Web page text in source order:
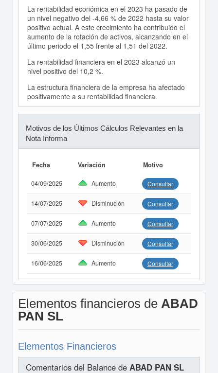
La rentabilidad económica en el 2023 ha pasado de
un nivel negativo del -4,66 % de 2022 hasta su valor
positivo actual. A este crecimiento ha contribuido el
aumento de la rotación de activos, alcanzando en el
último periodo el 1,55 frente al 1,51 del 2022.
La rentabilidad financiera en el 2023 alcanzó un
nivel positivo del 10,2 %.
La estructura financiera de la empresa ha afectado
positivamente a su rentabilidad financiera.
Motivos de los Últimos Cálculos Relevantes en la
Nota Informa
Fecha Variación Motivo
04/09/2025 Aumento Consultar
14/07/2025 Disminución Consultar
07/07/2025 Aumento Consultar
30/06/2025 Disminución Consultar
16/06/2025 Aumento Consultar
Elementos financieros de ABAD
PAN SL
Elementos Financieros
Comentarios del Balance de ABAD PAN SL